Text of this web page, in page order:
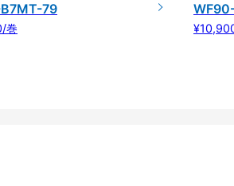
79
巻